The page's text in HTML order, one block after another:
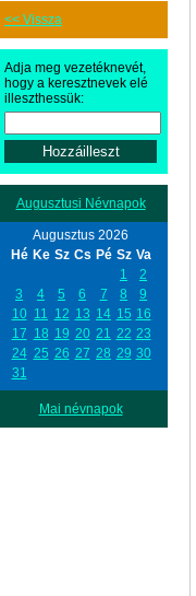
<< Vissza
Adja meg vezetéknevét,
hogy a keresztnevek elé
illeszthessük:
Augusztusi Névnapok
Augusztus 2026
Hé Ke Sz Cs Pé Sz Va
1
2
3
4 5 6 7 8
9
10 11 12 13 14 15 16
17 18 19 20 21 22 23
24 25 26 27 28 29 30
31
Mai névnapok